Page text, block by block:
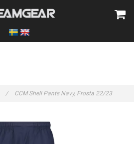
/ CCM Shell Pants Navy, Frosta 22/23